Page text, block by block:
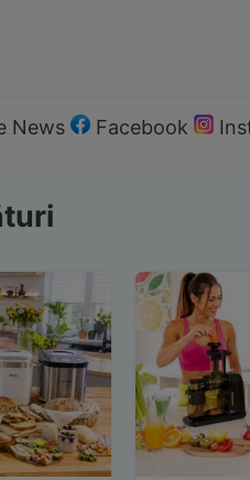
News Facebook